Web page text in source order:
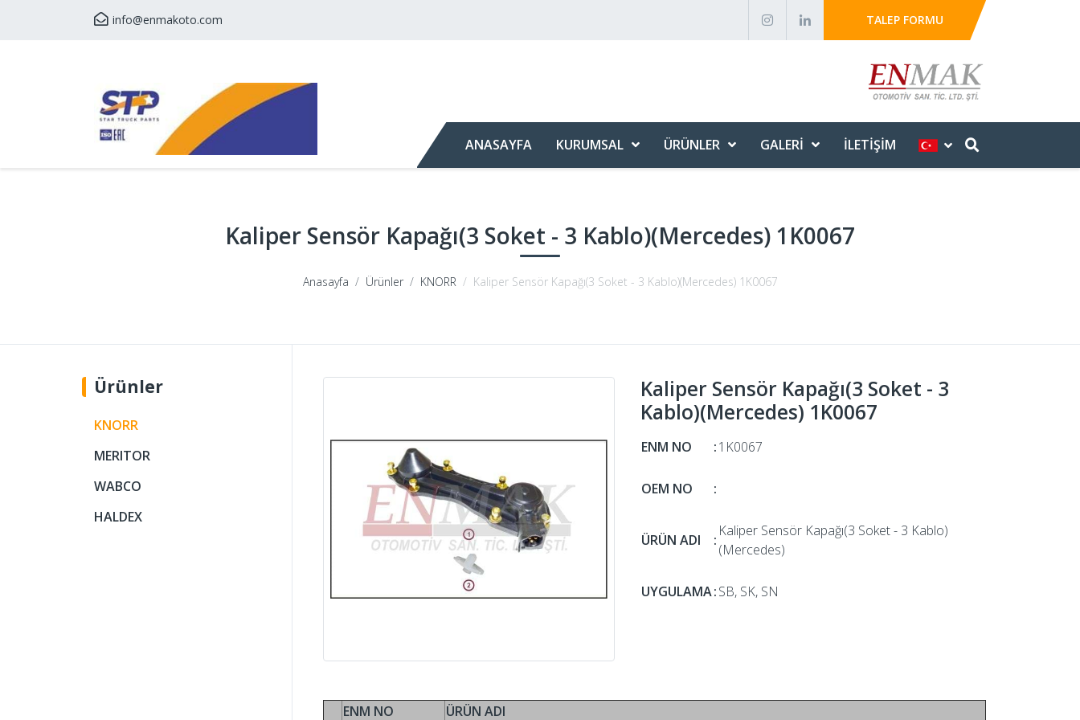
info@enmakoto.com TALEP FORMU
ANASAYFA KURUMSAL ÜRÜNLER GALERI İLETIŞIM
Kaliper Sensör Kapağı(3 Soket - 3 Kablo)(Mercedes) 1K0067
Anasayfa Ürünler KNORR Kaliper Sensör Kapağı(3 Soket - 3 Kablo)(Mercedes) 1K0067
Ürünler
KNORR
MERITOR
WABCO
HALDEX
Kaliper Sensör Kapağı(3 Soket - 3
Kablo)(Mercedes) 1K0067
ENM NO :1K0067
OEM NO :
ÜRÜN ADI :
Kaliper Sensör Kapağı(3 Soket - 3 Kablo)
(Mercedes)
UYGULAMA:SB, SK, SN
ENM NO ÜRÜN ADI